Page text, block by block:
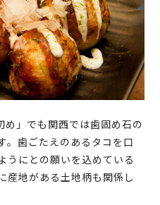
」でも関西では歯固め石の
。歯ごたえのあるタコを口
うにとの願いを込めている
産地がある土地柄も関係し